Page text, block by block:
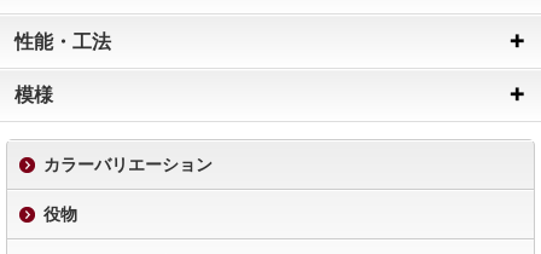
性能・工法
模様
カラーバリエーション
役物